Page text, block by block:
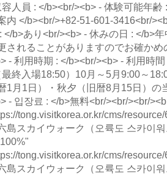
人員 : </b><br/><b> - 体験可能年
内 </b><br/>+82-51-601-3416<br/
</b>あり<br/><b> - 休みの日 : </b>
されることがありますのでお確か
- 利用時期 : </b><br/><b> - 利用時
最終入場18:50）10月～5月9:00～
1月1日）・秋夕（旧暦8月15日）の
- 입장료 : </b>無料<br/><br/><br/
tong.visitkorea.or.kr/cms/
島スカイウォーク（오륙도 스카이
tong.visitkorea.or.kr/cms/
島スカイウォーク（오륙도 스카이